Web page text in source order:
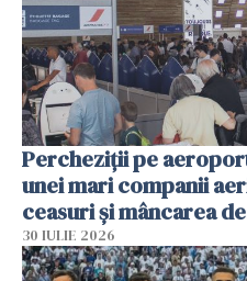
Percheziții pe
unei mari companii
ceasuri și mâncarea
30 IULIE 2026